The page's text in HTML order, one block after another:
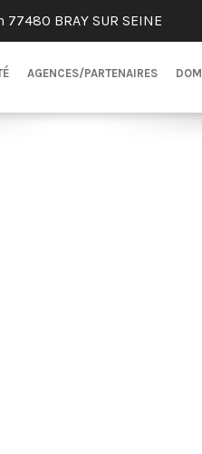
BRAY SUR SEINE
AGENCES/PARTENAIRES